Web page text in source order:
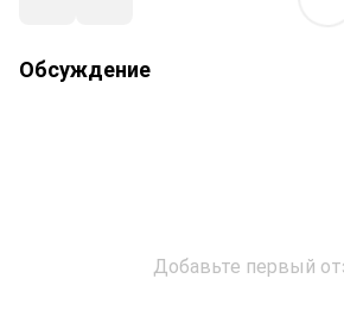
Обсуждение
Добавьте первый